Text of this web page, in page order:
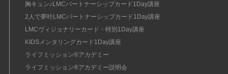
胸キュン♪LMCパートナーシップカード1Day講座
2人で夢叶LMCパートナーシップカード1Day講座
LMCヴィジョナリーカード・特別1Day講座
KIDSメンタリングカード1Day講座
ライフミッション®︎アカデミー
ライフミッション®︎アカデミー説明会